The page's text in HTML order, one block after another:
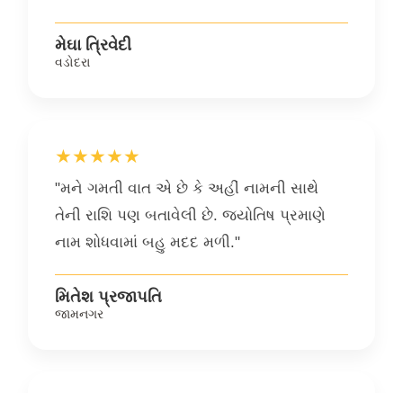
મેઘા ત્રિવેદી
વડોદરા
★★★★★
"મને ગમતી વાત એ છે કે અહીં નામની સાથે
તેની રાશિ પણ બતાવેલી છે. જ્યોતિષ પ્રમાણે
નામ શોધવામાં બહુ મદદ મળી."
મિતેશ પ્રજાપતિ
જામનગર